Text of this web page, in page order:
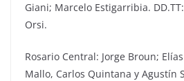
Giani; Marcelo Estigarribia.
Orsi.
Rosario Central: Jorge Broun;
Mallo, Carlos Quintana y Agustín